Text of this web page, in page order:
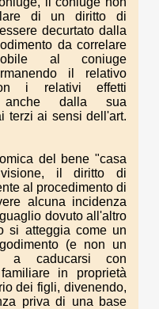
di un diritto di
decurtato dalla
da correlare
al coniuge
il relativo
i relativi effetti
anche dalla sua
terzi ai sensi dell'art.
del bene "casa
il diritto di
al procedimento di
alcuna incidenza
dovuto all'altro
si atteggia come un
(e non un
a caducarsi con
in proprietà
dei figli, divenendo,
priva di una base